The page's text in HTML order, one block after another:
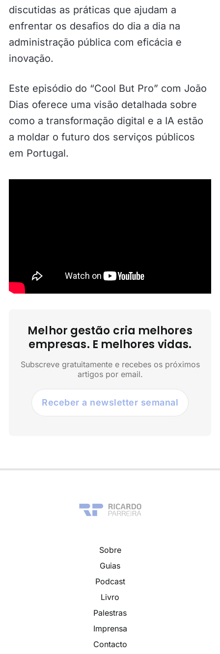
discutidas as práticas que ajudam a
enfrentar os desafios do dia a dia na
administração pública com eficácia e
inovação.
Este episódio do “Cool But Pro” com João
Dias oferece uma visão detalhada sobre
como a transformação digital e a IA estão
a moldar o futuro dos serviços públicos
em Portugal.
Melhor gestão cria melhores
empresas. E melhores vidas.
Subscreve gratuitamente e recebes os próximos
artigos por email.
Receber a newsletter semanal
Sobre
Guias
Podcast
Livro
Palestras
Imprensa
Contacto